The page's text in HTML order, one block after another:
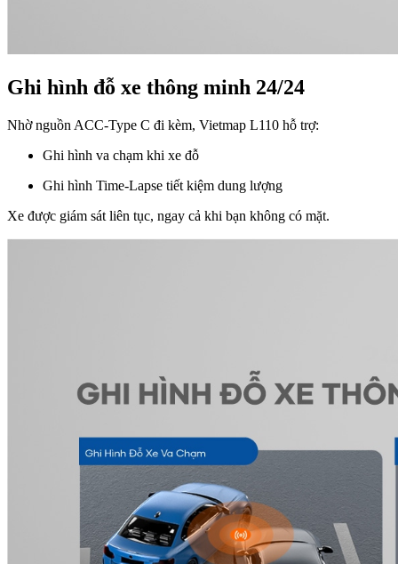
Ghi hình đỗ xe thông minh 24/24
Nhờ nguồn ACC-Type C đi kèm, Vietmap L110 hỗ trợ:
Ghi hình va chạm khi xe đỗ
Ghi hình Time-Lapse tiết kiệm dung lượng
Xe được giám sát liên tục, ngay cả khi bạn không có mặt.